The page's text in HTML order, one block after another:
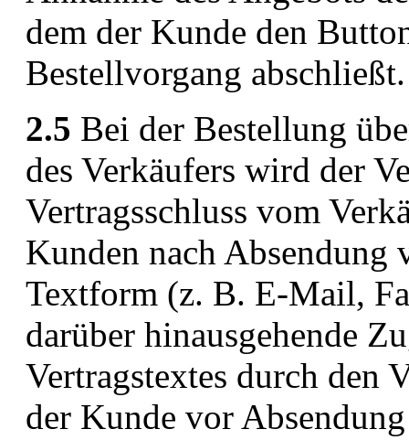
dem der Kunde den
Bestellvorgang abschließt.
2.5 Bei der Bestellung
des Verkäufers wird der
Vertragsschluss vom
Kunden nach Absendung
Textform (z. B. E-Mail,
darüber hinausgehende
Vertragstextes durch den
der Kunde vor